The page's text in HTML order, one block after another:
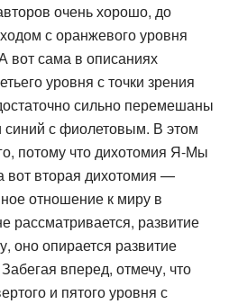
очень хорошо, до
с оранжевого уровня
вот сама в описаниях
уровня с точки зрения
сильно перемешаны
с фиолетовым. В этом
потому что дихотомия Я-Мы
вот вторая дихотомия —
отношение к миру в
рассматривается, развитие
оно опирается развитие
вперед, отмечу, что
и пятого уровня с